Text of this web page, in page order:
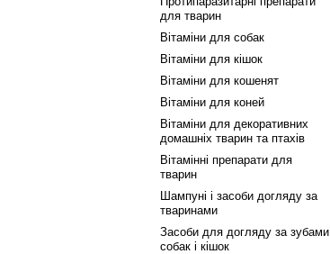
для тварин
Вітаміни для собак
Вітаміни для кішок
Вітаміни для кошенят
Вітаміни для коней
Вітаміни для декоративних
домашніх тварин та птахів
Вітамінні препарати для
тварин
Шампуні і засоби догляду за
тваринами
Засоби для догляду за зубами
собак і кішок